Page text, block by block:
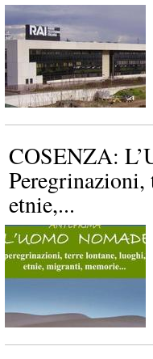
COSENZA:
etnie,...